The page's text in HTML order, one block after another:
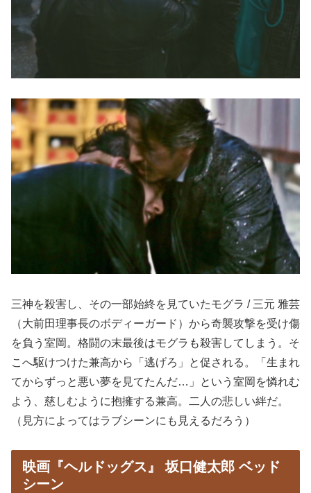
三神を殺害し、その一部始終を見ていたモグラ / 三元 雅芸
（大前田理事長のボディーガード）から奇襲攻撃を受け傷
を負う室岡。格闘の末最後はモグラも殺害してしまう。そ
こへ駆けつけた兼高から「逃げろ」と促される。「生まれ
てからずっと悪い夢を見てたんだ…」という室岡を憐れむ
よう、慈しむように抱擁する兼高。二人の悲しい絆だ。
（見方によってはラブシーンにも見えるだろう）
映画『ヘルドッグス』 坂口健太郎 ベッド
シーン